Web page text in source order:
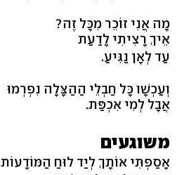
מָה אֲנִי זוֹכֵר מִכָּל זֶה?
אֵיךְ רָצִיתִי לָדַעַת
עַד לְאָן נַגִּיעַ.
וְעַכְשָׁו כָּל חַבְלֵי הַהַצָּלָה נִפְרְמוּ
אֲבָל לְמִי אִכְפַּת.
משוגעים
אָסַפְתִּי אוֹתָךְ לְיַד לוּחַ הַמּוֹדָעוֹת